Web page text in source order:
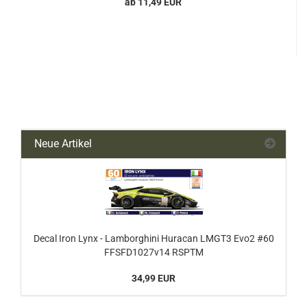
Neue Artikel
Decal Iron Lynx - Lamborghini Huracan LMGT3 Evo2 #60
FFSFD1027v14 RSPTM
34,99 EUR